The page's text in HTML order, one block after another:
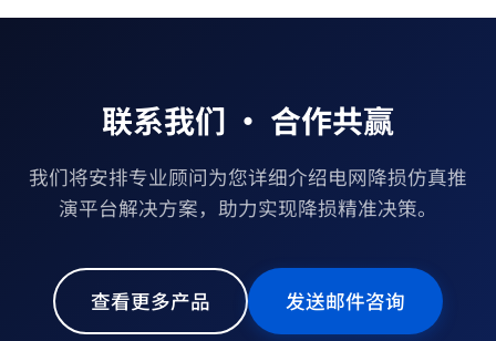
联系我们 · 合作共赢
我们将安排专业顾问为您详细介绍电网降损仿真推
演平台解决方案，助力实现降损精准决策。
查看更多产品 发送邮件咨询